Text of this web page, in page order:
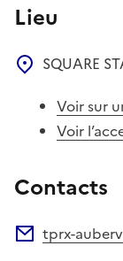
Lieu
SQUARE
Voir sur
Voir
Contacts
tprx-